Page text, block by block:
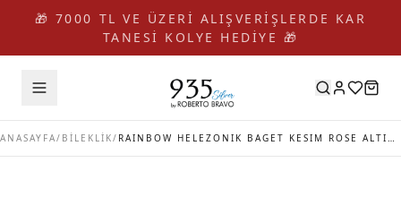
🎁 7000 TL VE ÜZERİ ALIŞVERİŞLERDE KAR
TANESİ KOLYE HEDİYE 🎁
ANASAYFA/ BİLEKLİK/ RAINBOW HELEZONIK BAGET KESIM ROSE ALTIN RENKLI GÜMÜŞ BILEKLIK